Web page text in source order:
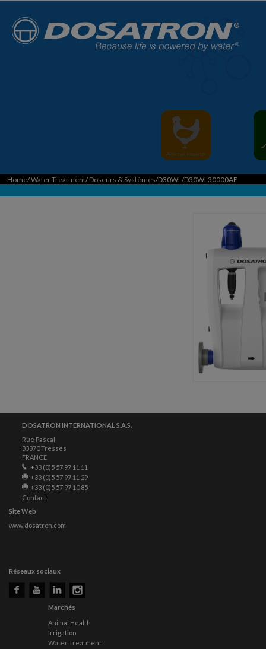
Home/Water Treatment/Doseurs & Systèmes/D30WL/D30WL30000AF
DOSATRON INTERNATIONAL S.A.S.
Rue Pascal
33370 Tresses
FRANCE
+33 (0)5 57 97 11 11
+33 (0)5 57 97 11 29
+33 (0)5 57 97 10 85
Contact
Site Web
www.dosatron.com
Réseaux sociaux
Marchés
Animal Health
Irrigation
Water Treatment